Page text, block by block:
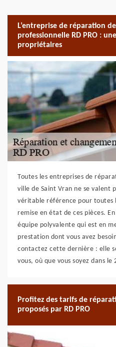
L’entreprise de réparation
professionnelle RD PRO :
propriétaires
Toutes les entreprises de
ville de Saint Vran ne se valent
véritable référence pour toutes
remise en état de ces pièces.
équipe polyvalente qui est en
prestation dont vous avez
contactez cette dernière : elle
vous, où que vous soyez dans le
Profitez des tarifs de
proposés par RD PRO